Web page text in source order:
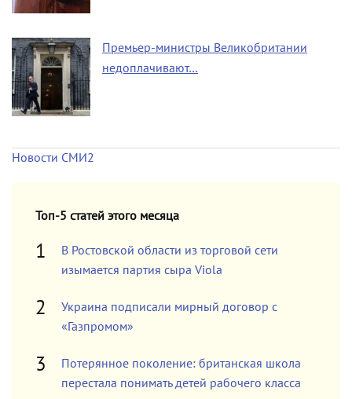
Премьер-министры Великобритании
недоплачивают…
Новости СМИ2
Топ-5 статей этого месяца
В Ростовской области из торговой сети
изымается партия сыра Viola
Украина подписали мирный договор с
«Газпромом»
Потерянное поколение: британская школа
перестала понимать детей рабочего класса